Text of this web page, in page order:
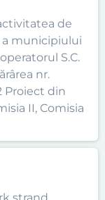
de
a municipiului
S.C.
nr.
Proiect din
II, Comisia